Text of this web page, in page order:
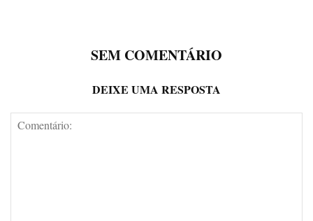
SEM COMENTÁRIO
DEIXE UMA RESPOSTA